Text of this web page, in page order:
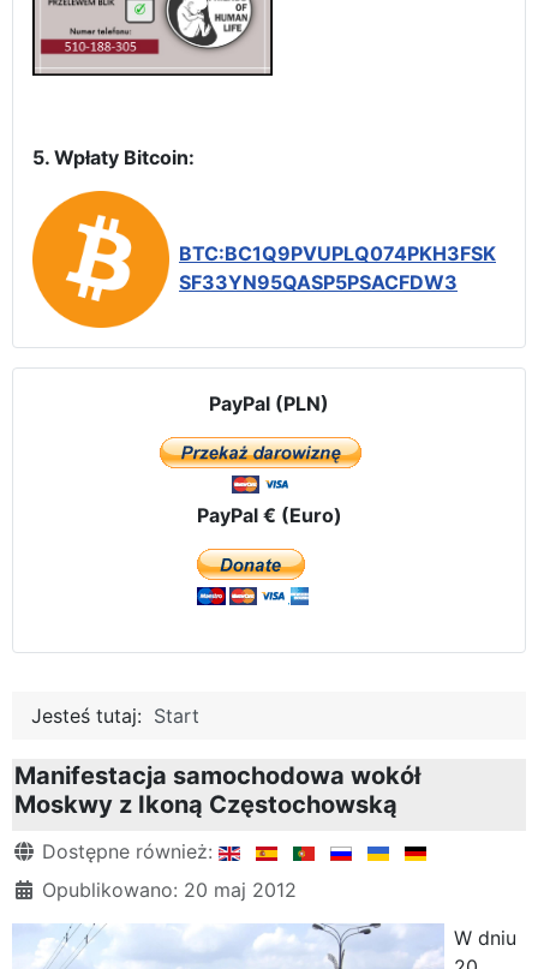
5. Wpłaty Bitcoin:
BTC:BC1Q9PVUPLQ074PKH3FSK
SF33YN95QASP5PSACFDW3
PayPal (PLN)
PayPal € (Euro)
Jesteś tutaj: Start
Manifestacja samochodowa wokół
Moskwy z Ikoną Częstochowską
Szczegóły
Dostępne również:
Opublikowano: 20 maj 2012
W dniu